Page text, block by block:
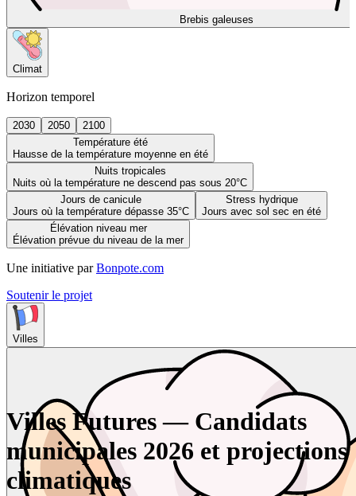
Brebis galeuses
Climat
Horizon temporel
2030 2050
2100
Température été
Hausse de la température moyenne en été
Nuits tropicales
Nuits où la température ne descend pas sous 20°C
Jours de canicule
Jours où la température dépasse 35°C
Stress hydrique
Jours avec sol sec en été
Élévation niveau mer
Élévation prévue du niveau de la mer
Une initiative par Bonpote.com
Soutenir le projet
Villes
Villes Futures — Candidats
municipales 2026 et projections
climatiques